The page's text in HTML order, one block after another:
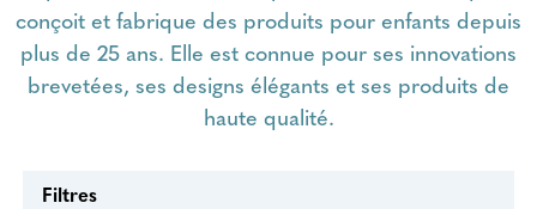
conçoit et fabrique des produits pour enfants depuis
plus de 25 ans. Elle est connue pour ses innovations
brevetées, ses designs élégants et ses produits de
haute qualité.
Filtres